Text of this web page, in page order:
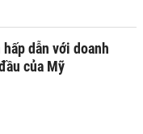
dẫn với doanh
của Mỹ